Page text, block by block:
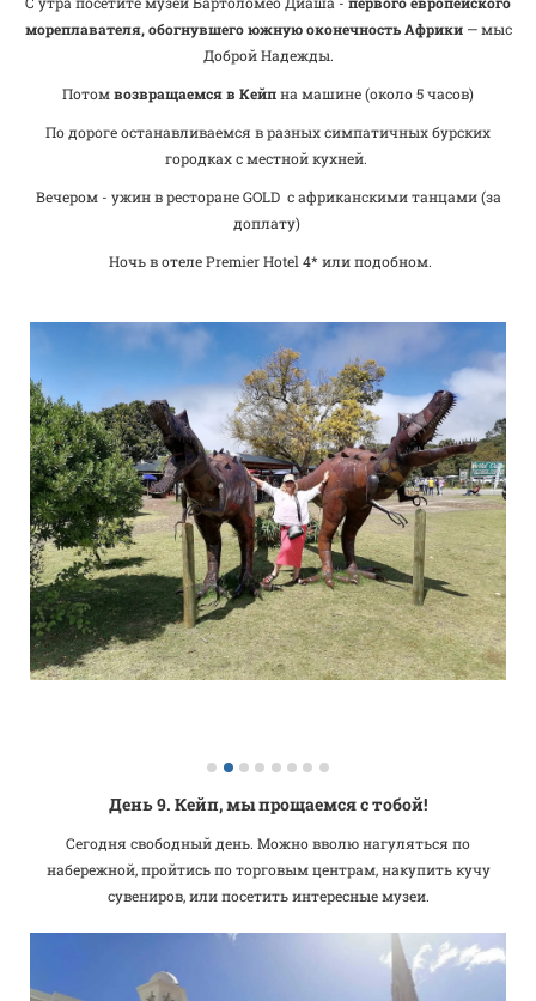
мореплавателя, обогнувшего южную оконечность Африки — мыс
Доброй Надежды.
Потомвозвращаемся в Кейпна машине (около 5 часов)
По дороге останавливаемся в разных симпатичных бурских
городках с местной кухней.
Вечером - ужин в ресторане GOLD с африканскими танцами (за
доплату)
Ночь в отеле Premier Hotel 4* или подобном.
День 9. Кейп, мы прощаемся с тобой!
Сегодня свободный день. Можно вволю нагуляться по
набережной, пройтись по торговым центрам, накупить кучу
сувениров, или посетить интересные музеи.